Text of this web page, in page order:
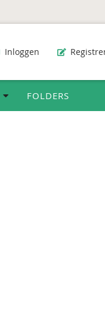
Inloggen
FOLDERS